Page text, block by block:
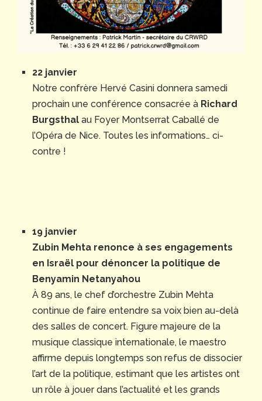
22 janvier
Notre confrère Hervé Casini donnera samedi
prochain une conférence consacrée à Richard
Burgsthal au Foyer Montserrat Caballé de
l’Opéra de Nice. Toutes les informations… ci-
contre !
19 janvier
Zubin Mehta renonce à ses engagements
en Israël pour dénoncer la politique de
Benyamin Netanyahou
À 89 ans, le chef d’orchestre Zubin Mehta
continue de faire entendre sa voix bien au-delà
des salles de concert. Figure majeure de la
musique classique internationale, le maestro
affirme depuis longtemps son refus de dissocier
l’art de la politique, estimant que les artistes ont
un rôle à jouer dans l’actualité et les grands